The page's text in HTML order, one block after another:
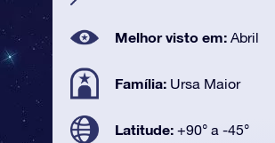
Melhor visto em: Abril
Família: Ursa Maior
Latitude: +90° a -45°